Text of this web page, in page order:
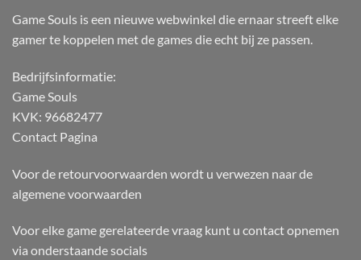
Game Souls is een nieuwe webwinkel die ernaar streeft elke
gamer te koppelen met de games die echt bij ze passen.
Bedrijfsinformatie:
Game Souls
KVK: 96682477
Contact Pagina
Voor de retourvoorwaarden wordt u verwezen naar de
algemene voorwaarden
Voor elke game gerelateerde vraag kunt u contact opnemen
via onderstaande socials